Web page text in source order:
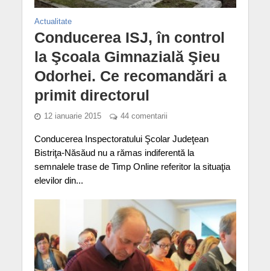
Actualitate
Conducerea ISJ, în control
la Şcoala Gimnazială Şieu
Odorhei. Ce recomandări a
primit directorul
12 ianuarie 2015 44 comentarii
Conducerea Inspectoratului Şcolar Judeţean
Bistriţa-Năsăud nu a rămas indiferentă la
semnalele trase de Timp Online referitor la situaţia
elevilor din...